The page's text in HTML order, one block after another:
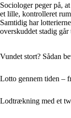
Sociologer peger på,
et lille, kontrolleret
Samtidig har
overskuddet stadig
Vundet stort? Sådan
Lotto gennem tiden –
Lodtrækning med et